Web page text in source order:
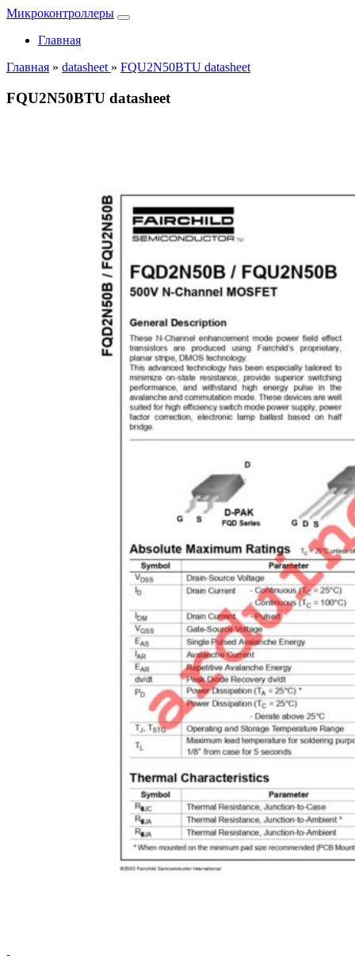
Микроконтроллеры
Главная
Главная » datasheet » FQU2N50BTU datasheet
FQU2N50BTU datasheet